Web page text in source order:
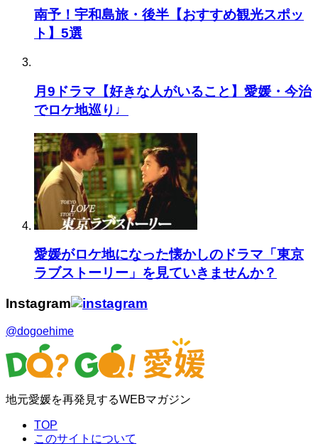
南予！宇和島旅・後半【おすすめ観光スポッ
ト】5選
月9ドラマ【好きな人がいること】愛媛・今治
でロケ地巡り♩
愛媛がロケ地になった懐かしのドラマ「東京
ラブストーリー」を見ていきませんか？
Instagram
@dogoehime
地元愛媛を再発見するWEBマガジン
TOP
このサイトについて